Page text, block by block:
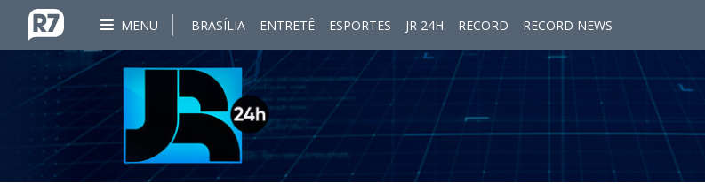
MENU BRASÍLIA ENTRETÊ ESPORTES JR 24H RECORD RECORD NEWS